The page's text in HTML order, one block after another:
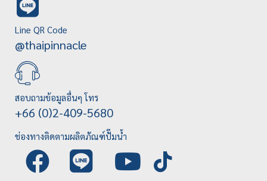
Line QR Code
@thaipinnacle
สอบถามข้อมูลอื่นๆ โทร
+66 (0)2-409-5680
ช่องทางติดตามผลิตภัณฑ์ปั๊มน้ำ